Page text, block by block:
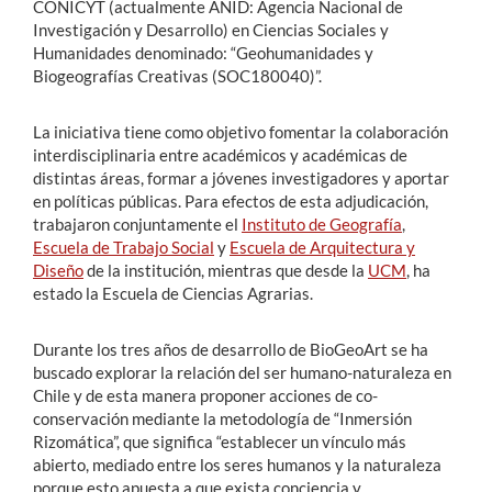
CONICYT (actualmente ANID: Agencia Nacional de
Investigación y Desarrollo) en Ciencias Sociales y
Humanidades denominado: “Geohumanidades y
Biogeografías Creativas (SOC180040)”.
La iniciativa tiene como objetivo fomentar la colaboración
interdisciplinaria entre académicos y académicas de
distintas áreas, formar a jóvenes investigadores y aportar
en políticas públicas. Para efectos de esta adjudicación,
trabajaron conjuntamente el Instituto de Geografía,
Escuela de Trabajo Social y Escuela de Arquitectura y
Diseñode la institución, mientras que desde la UCM, ha
estado la Escuela de Ciencias Agrarias.
Durante los tres años de desarrollo de BioGeoArt se ha
buscado explorar la relación del ser humano-naturaleza en
Chile y de esta manera proponer acciones de co-
conservación mediante la metodología de “Inmersión
Rizomática”, que significa “establecer un vínculo más
abierto, mediado entre los seres humanos y la naturaleza
porque esto apuesta a que exista conciencia y